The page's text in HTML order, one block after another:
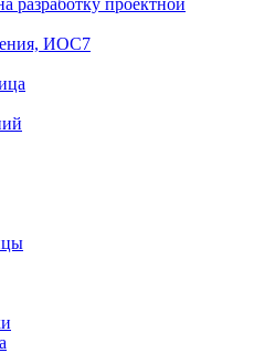
разработку проектной
ИОC7